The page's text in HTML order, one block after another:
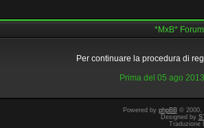
*MxB*
Per continuare la procedura di
Prima del 05 ago 2013
Powered by phpBB© 2000,
Designed by
Traduzione